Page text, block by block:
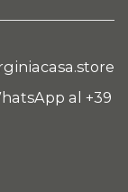
al +39